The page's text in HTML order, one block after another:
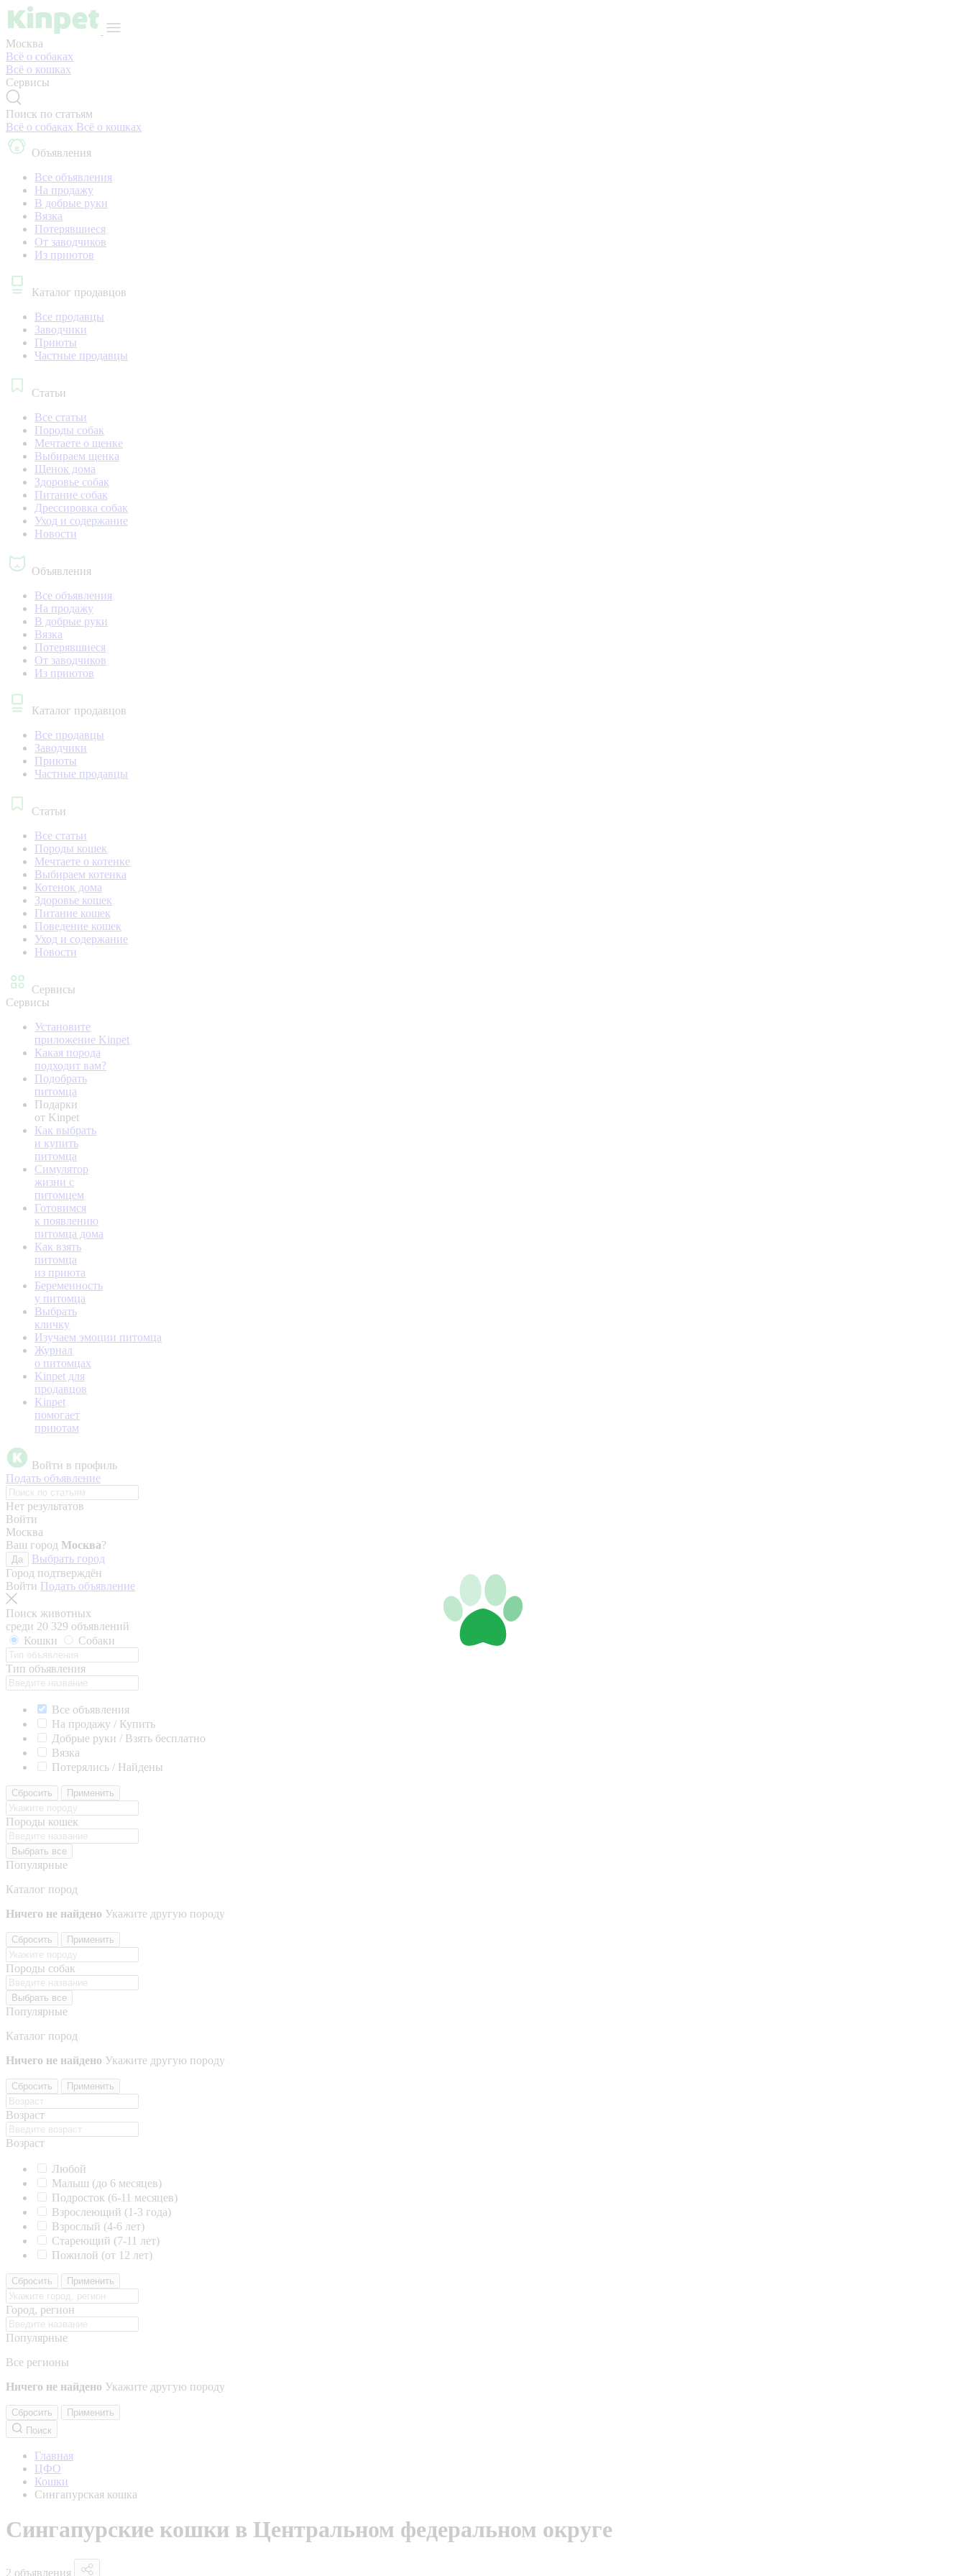
Москва
Всё о собаках
Всё о кошках
Сервисы
Поиск по статьям
Всё о собаках Всё о кошках
Объявления
Все объявления
На продажу
В добрые руки
Вязка
Потерявшиеся
От заводчиков
Из приютов
Каталог продавцов
Все продавцы
Заводчики
Приюты
Частные продавцы
Статьи
Все статьи
Породы собак
Мечтаете о щенке
Выбираем щенка
Щенок дома
Здоровье собак
Питание собак
Дрессировка собак
Уход и содержание
Новости
Объявления
Все объявления
На продажу
В добрые руки
Вязка
Потерявшиеся
От заводчиков
Из приютов
Каталог продавцов
Все продавцы
Заводчики
Приюты
Частные продавцы
Статьи
Все статьи
Породы кошек
Мечтаете о котенке
Выбираем котенка
Котенок дома
Здоровье кошек
Питание кошек
Поведение кошек
Уход и содержание
Новости
Сервисы
Сервисы
Установите
приложение Kinpet
Какая порода
подходит вам?
Подобрать
питомца
Подарки
от Kinpet
Как выбрать
и купить
питомца
Симулятор
жизни с
питомцем
Готовимся
к появлению
питомца дома
Как взять
питомца
из приюта
Беременность
у питомца
Выбрать
кличку
Изучаем эмоции питомца
Журнал
о питомцах
Kinpet для
продавцов
Kinpet
помогает
приютам
Войти в профиль
Подать объявление
Нет результатов
Войти
Москва
Ваш город Москва?
Да
Выбрать город
Город подтверждён
Войти Подать объявление
Поиск животных
среди 20 329 объявлений
Кошки
Собаки
Тип объявления
Все объявления
На продажу / Купить
Добрые руки / Взять бесплатно
Вязка
Потерялись / Найдены
Сбросить Применить
Породы кошек
Выбрать все
Популярные
Каталог пород
Ничего не найдено Укажите другую породу
Сбросить Применить
Породы собак
Выбрать все
Популярные
Каталог пород
Ничего не найдено Укажите другую породу
Сбросить Применить
Возраст
Возраст
Любой
Малыш (до 6 месяцев)
Подросток (6-11 месяцев)
Взрослеющий (1-3 года)
Взрослый (4-6 лет)
Стареющий (7-11 лет)
Пожилой (от 12 лет)
Сбросить Применить
Город, регион
Популярные
Все регионы
Ничего не найдено Укажите другую породу
Сбросить
Применить
Поиск
Главная
ЦФО
Кошки
Сингапурская кошка
Сингапурские кошки в Центральном федеральном округе
2 объявления